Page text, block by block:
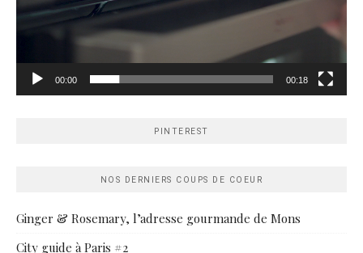
00:00 00:18
PINTEREST
NOS DERNIERS COUPS DE COEUR
Ginger & Rosemary, l’adresse gourmande de Mons
City guide à Paris #2